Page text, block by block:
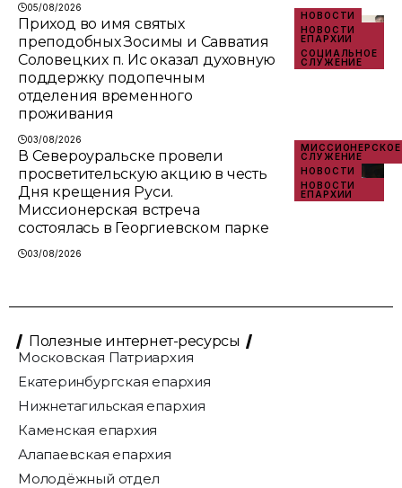
05/08/2026
НОВОСТИ
НОВОСТИ
ЕПАРХИИ
СОЦИАЛЬНОЕ
СЛУЖЕНИЕ
Приход во имя святых
преподобных Зосимы и Савватия
Соловецких п. Ис оказал духовную
поддержку подопечным
отделения временного
проживания
03/08/2026
МИССИОНЕРСКОЕ
СЛУЖЕНИЕ
НОВОСТИ
НОВОСТИ
ЕПАРХИИ
В Североуральске провели
просветительскую акцию в честь
Дня крещения Руси.
Миссионерская встреча
состоялась в Георгиевском парке
03/08/2026
Полезные интернет-ресурсы
Московская Патриархия
Екатеринбургская епархия
Нижнетагильская епархия
Каменская епархия
Алапаевская епархия
Молодёжный отдел